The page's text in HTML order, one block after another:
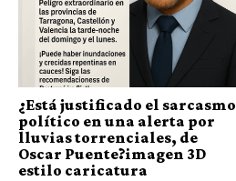
¿Está justificado el sarcasmo
político en una alerta por
lluvias torrenciales, de
Oscar Puente?imagen 3D
estilo caricatura